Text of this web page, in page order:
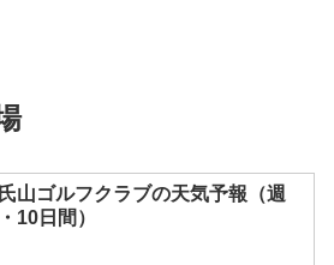
山ゴルフクラブの天気予報（週
10日間）